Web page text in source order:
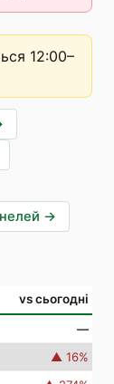
12:00–
→
vs сьогодні
—
▲ 16%